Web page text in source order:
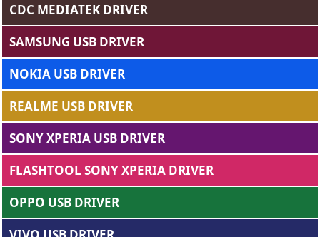
CDC MEDIATEK DRIVER
SAMSUNG USB DRIVER
NOKIA USB DRIVER
REALME USB DRIVER
SONY XPERIA USB DRIVER
FLASHTOOL SONY XPERIA DRIVER
OPPO USB DRIVER